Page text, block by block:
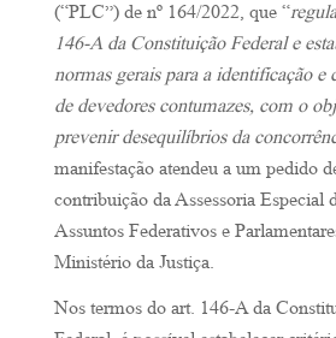
(“PLC”) de nº 164/2022, que “
146-A da Constituição Federal e
normas gerais para a identificação e
de devedores contumazes, com o
prevenir desequilíbrios da
manifestação atendeu a um pedido
contribuição da Assessoria Especial
Assuntos Federativos e
Ministério da Justiça.
Nos termos do art. 146-A da